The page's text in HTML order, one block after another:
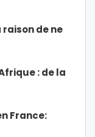
raison de ne
: de la
France: